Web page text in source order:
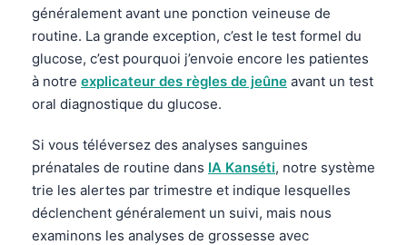
généralement avant une ponction veineuse de
routine. La grande exception, c’est le test formel du
glucose, c’est pourquoi j’envoie encore les patientes
à notre explicateur des règles de jeûne avant un test
oral diagnostique du glucose.
Si vous téléversez des analyses sanguines
prénatales de routine dans IA Kanséti, notre système
trie les alertes par trimestre et indique lesquelles
déclenchent généralement un suivi, mais nous
examinons les analyses de grossesse avec